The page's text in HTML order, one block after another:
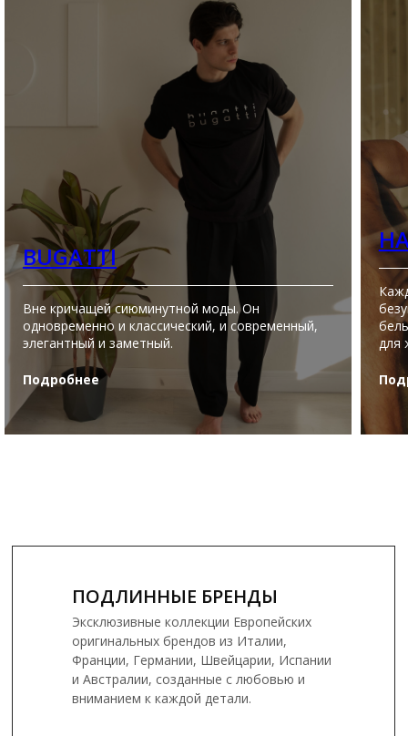
BUGATTI
Вне кричащей сиюминутной моды. Он
одновременно и классический, и современный,
элегантный и заметный.
Подробнее
для
Эксклюзивные коллекции Европейских
оригинальных брендов из Италии,
Франции, Германии, Швейцарии, Испании
и Австралии, созданные с любовью и
вниманием к каждой детали.
ПОДЛИННЫЕ БРЕНДЫ